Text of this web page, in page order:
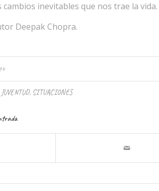
inevitables que nos trae la vida.
Deepak Chopra.
JUVENTUD, SITUACIONES